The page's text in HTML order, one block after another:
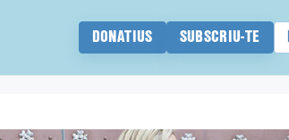
DONATIUS SUBSCRIU-TE